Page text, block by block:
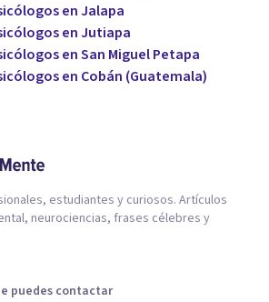
en Jalapa
en Jutiapa
en San Miguel Petapa
en Cobán (Guatemala)
estudiantes y curiosos. Artículos
neurociencias, frases célebres y
puedes contactar